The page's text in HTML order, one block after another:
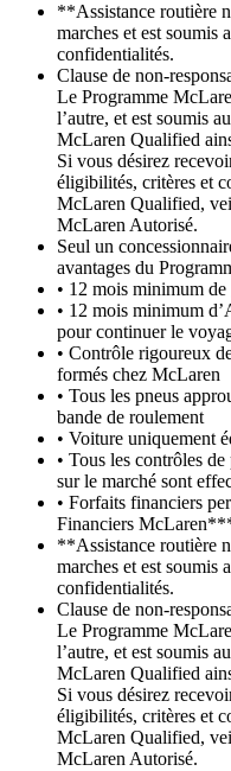
**Assistance routière
marches et est soumis
confidentialités.
Clause de non-
Le Programme
l’autre, et est soumis
McLaren Qualified
Si vous désirez
éligibilités, critères et
McLaren Qualified,
McLaren Autorisé.
Seul un
avantages du
• 12 mois minimum
• 12 mois minimum
pour continuer le
• Contrôle rigoureux
formés chez McLaren
• Tous les pneus
bande de roulement
• Voiture uniquement
• Tous les contrôles
sur le marché sont
• Forfaits financiers
Financiers
**Assistance routière
marches et est soumis
confidentialités.
Clause de non-
Le Programme
l’autre, et est soumis
McLaren Qualified
Si vous désirez
éligibilités, critères et
McLaren Qualified,
McLaren Autorisé.